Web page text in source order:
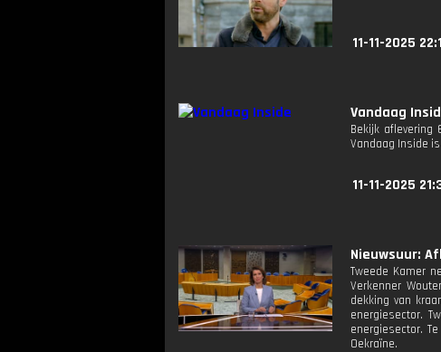
11-11-2025
Vandaag
Bekijk aflevering
Vandaag Inside
11-11-2025
Nieuwsuur:
Tweede Kamer
Verkenner
dekking van
energiesector.
energiesector.
Oekraïne.